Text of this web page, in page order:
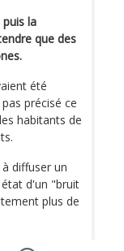
la
que des
été
précisé ce
habitants de
diffuser un
d'un "bruit
plus de